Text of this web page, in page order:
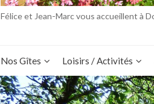
Félice et Jean-Marc vous accueillent à
Nos Gîtes Loisirs / Activités